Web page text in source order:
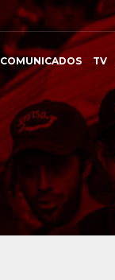
COMUNICADOS TV